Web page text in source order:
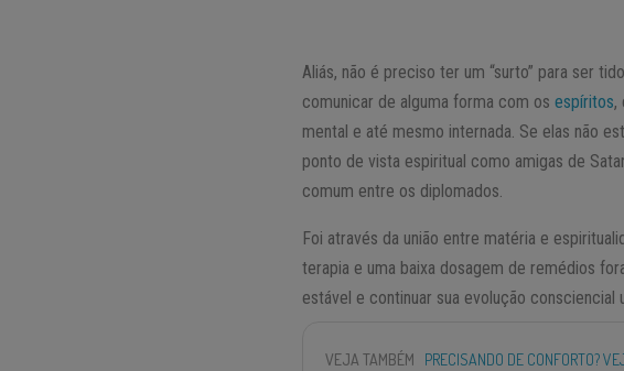
Aliás, não é preciso ter um “surto” para ser
comunicar de alguma forma com osespíritos,
mental e até mesmo internada. Se elas não
ponto de vista espiritual como amigas de
comum entre os diplomados.
Foi através da união entre matéria e
terapia e uma baixa dosagem de remédios
estável e continuar sua evolução
VEJA TAMBÉM PRECISANDO DE CONFORTO?